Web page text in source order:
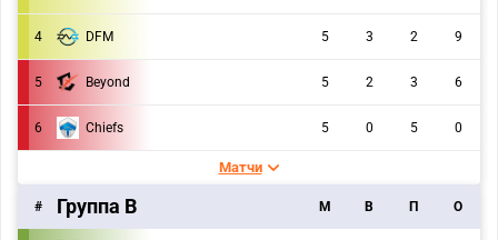
4 DFM 5 3 2 9
5 Beyond 5 2 3 6
6 Chiefs 5 0 5 0
Матчи
# Группа B M В П О